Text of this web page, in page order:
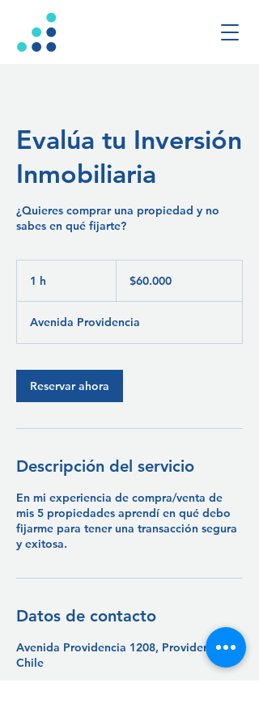
Evalúa tu Inversión
Inmobiliaria
¿Quieres comprar una propiedad y no
sabes en qué fijarte?
1 h
chilenos
$60.000
Avenida Providencia
Reservar ahora
Descripción del servicio
En mi experiencia de compra/venta de
mis 5 propiedades aprendí en qué debo
fijarme para tener una transacción segura
y exitosa.
Datos de contacto
Avenida Providencia 1208, Providencia,
Chile